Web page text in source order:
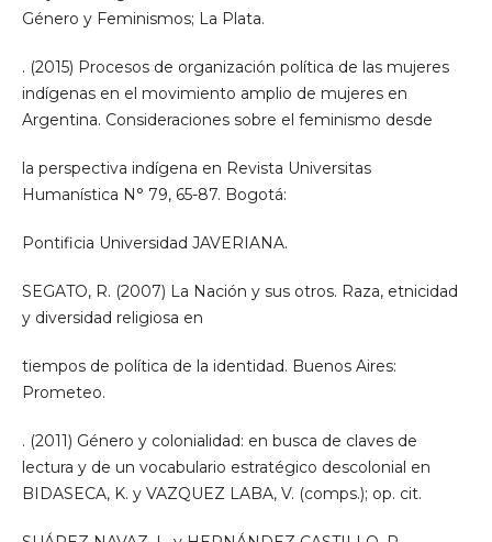
Género y Feminismos; La Plata.
. (2015) Procesos de organización política de las mujeres
indígenas en el movimiento amplio de mujeres en
Argentina. Consideraciones sobre el feminismo desde
la perspectiva indígena en Revista Universitas
Humanística N° 79, 65-87. Bogotá:
Pontificia Universidad JAVERIANA.
SEGATO, R. (2007) La Nación y sus otros. Raza, etnicidad
y diversidad religiosa en
tiempos de política de la identidad. Buenos Aires:
Prometeo.
. (2011) Género y colonialidad: en busca de claves de
lectura y de un vocabulario estratégico descolonial en
BIDASECA, K. y VAZQUEZ LABA, V. (comps.); op. cit.